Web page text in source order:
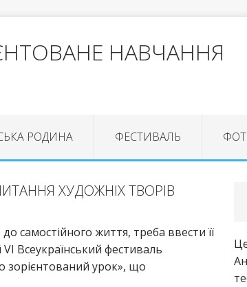
НАВЧАННЯ
РОДИНА ФЕСТИВАЛЬ
ХУДОЖНІХ ТВОРІВ
самостійного життя, треба ввести її
Всеукраїнський фестиваль
зорієнтований урок», що